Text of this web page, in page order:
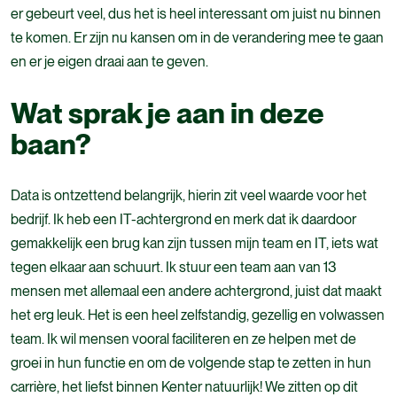
er gebeurt veel, dus het is heel interessant om juist nu binnen
te komen. Er zijn nu kansen om in de verandering mee te gaan
en er je eigen draai aan te geven.
Wat sprak je aan in deze
baan?
Data is ontzettend belangrijk, hierin zit veel waarde voor het
bedrijf. Ik heb een IT-achtergrond en merk dat ik daardoor
gemakkelijk een brug kan zijn tussen mijn team en IT, iets wat
tegen elkaar aan schuurt. Ik stuur een team aan van 13
mensen met allemaal een andere achtergrond, juist dat maakt
het erg leuk. Het is een heel zelfstandig, gezellig en volwassen
team. Ik wil mensen vooral faciliteren en ze helpen met de
groei in hun functie en om de volgende stap te zetten in hun
carrière, het liefst binnen Kenter natuurlijk! We zitten op dit